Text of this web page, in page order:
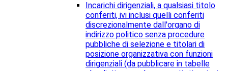
Incarichi dirigenziali, a qualsiasi titolo
conferiti, ivi inclusi quelli conferiti
discrezionalmente dall'organo di
indirizzo politico senza procedure
pubbliche di selezione e titolari di
posizione organizzativa con funzioni
dirigenziali (da pubblicare in tabelle